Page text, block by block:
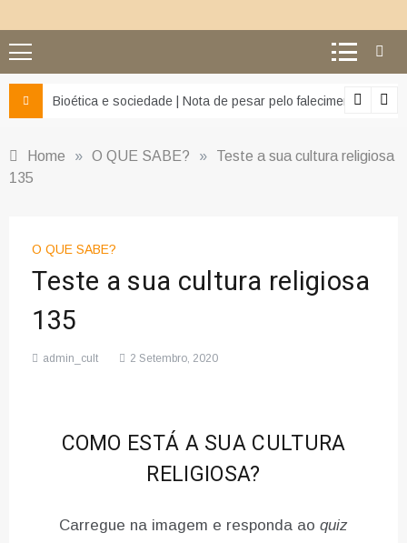
e da misericórdia’
Bioética e sociedade | Nota de pesar pelo falecimento do
Home » O QUE SABE? »
Teste a sua cultura religiosa
135
O QUE SABE?
Teste a sua cultura religiosa
135
admin_cult 2 Setembro, 2020
COMO ESTÁ A SUA CULTURA
RELIGIOSA?
Carregue na imagem e responda ao quiz